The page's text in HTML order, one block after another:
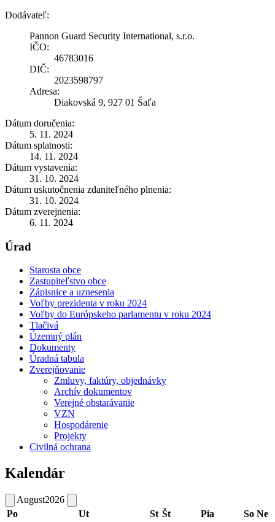
Dodávateľ:
Pannon Guard Security International, s.r.o.
IČO:
46783016
DIČ:
2023598797
Adresa:
Diakovská 9, 927 01 Šaľa
Dátum doručenia:
5. 11. 2024
Dátum splatnosti:
14. 11. 2024
Dátum vystavenia:
31. 10. 2024
Dátum uskutočnenia zdaniteľného plnenia:
31. 10. 2024
Dátum zverejnenia:
6. 11. 2024
Úrad
Starosta obce
Zastupiteľstvo obce
Zápisnice a uznesenia
Voľby prezidenta v roku 2024
Voľby do Európskeho parlamentu v roku 2024
Tlačivá
Územný plán
Dokumenty
Úradná tabula
Zverejňovanie
Zmluvy, faktúry, objednávky
Archív dokumentov
Verejné obstarávanie
VZN
Hospodárenie
Projekty
Civilná ochrana
Kalendár
August2026
Po
Ut St Št Pia So Ne